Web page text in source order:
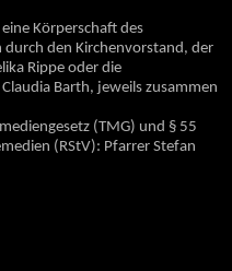
Körperschaft des
den Kirchenvorstand, der
Rippe oder die
Barth, jeweils zusammen
(TMG) und § 55
(RStV): Pfarrer Stefan